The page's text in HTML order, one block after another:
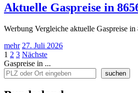
Aktuelle Gaspreise in
Werbung Vergleiche aktuelle Gaspreise
mehr 27. Juli 2026
Seitennummerierung
der
Beiträge
1 2 3 Nächste
Gaspreise in ...
suchen